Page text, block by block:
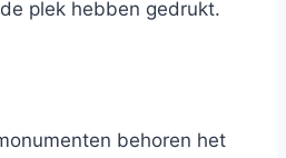
plek hebben gedrukt.
behoren het